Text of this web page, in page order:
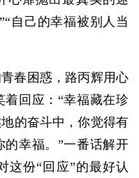
自己的幸福被别人当
春困惑，路丙辉用心
回应：“幸福藏在珍
的奋斗中，你觉得有
幸福。”一番话解开
这份“回应”的最好认